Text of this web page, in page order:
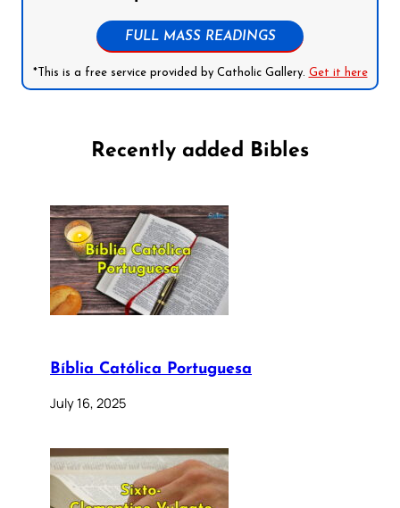
FULL MASS READINGS
*This is a free service provided by Catholic Gallery. Get it here
Recently added Bibles
Bíblia Católica Portuguesa
July 16, 2025